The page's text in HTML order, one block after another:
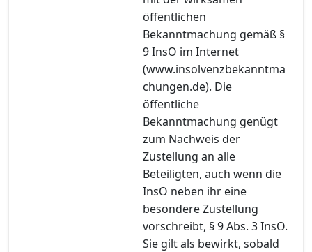
öffentlichen
Bekanntmachung gemäß §
9 InsO im Internet
(www.insolvenzbekanntma
chungen.de). Die
öffentliche
Bekanntmachung genügt
zum Nachweis der
Zustellung an alle
Beteiligten, auch wenn die
InsO neben ihr eine
besondere Zustellung
vorschreibt, § 9 Abs. 3 InsO.
Sie gilt als bewirkt, sobald